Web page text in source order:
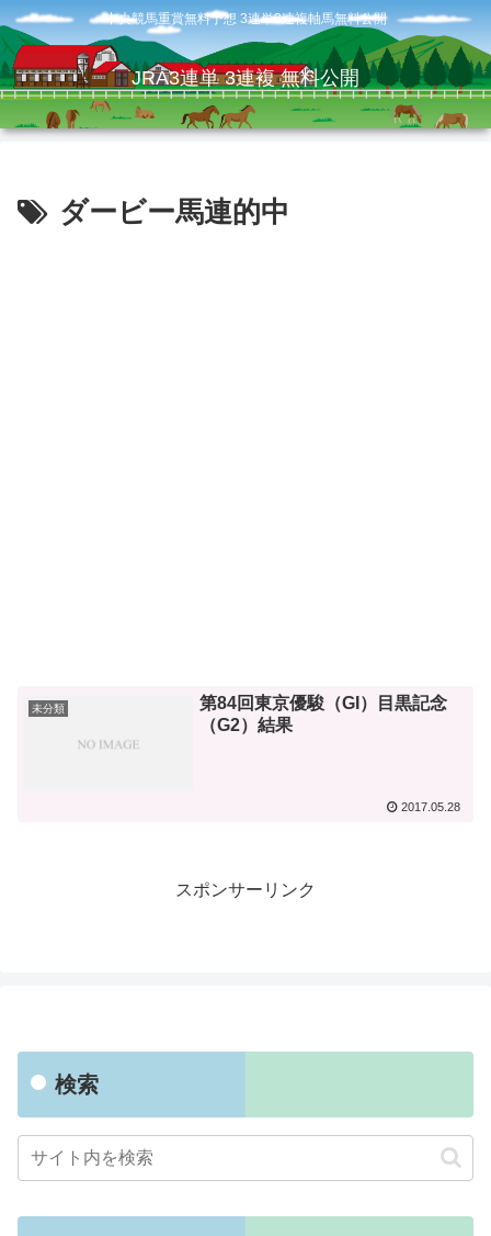
中央競馬重賞無料予想 3連単3連複軸馬無料公開
JRA3連単 3連複 無料公開
ダービー馬連的中
未分類
第84回東京優駿（GI）目黒記念
（G2）結果
2017.05.28
スポンサーリンク
検索